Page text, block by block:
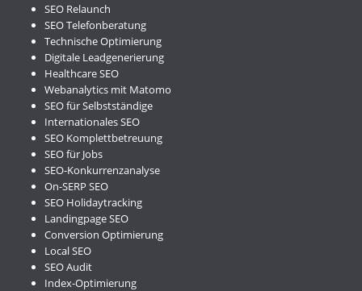
SEO Relaunch
SEO Telefonberatung
Technische Optimierung
Digitale Leadgenerierung
Healthcare SEO
Webanalytics mit Matomo
SEO für Selbstständige
Internationales SEO
SEO Komplettbetreuung
SEO für Jobs
SEO-Konkurrenzanalyse
On-SERP SEO
SEO Holidaytracking
Landingpage SEO
Conversion Optimierung
Local SEO
SEO Audit
Index-Optimierung